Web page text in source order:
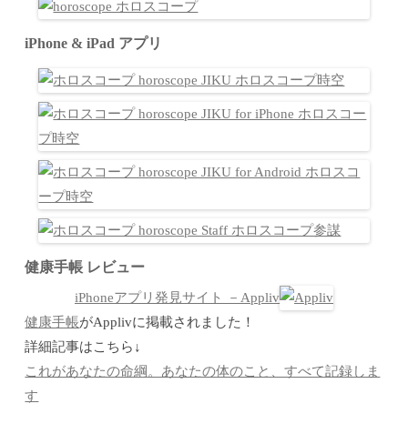
iPhone & iPad アプリ
健康手帳 レビュー
iPhoneアプリ発見サイト －Appliv
健康手帳がApplivに掲載されました！
詳細記事はこちら↓
これがあなたの命綱。あなたの体のこと、すべて記録しま
す